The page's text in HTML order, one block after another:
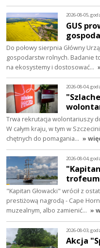
2026-08-05,
GUS
Do połowy sierpnia Główny
gospodarstw rolnych. Badanie
na ekosystemy i dostosować…
2026-08-04,
Trwa rekrutacja wolontariuszy
W całym kraju, w tym w
chętnych do pomagania… »
2026-08-04,
trofeum
"Kapitan Głowacki" wrócił z
prestiżową nagrodą - Cape
muzealnym, albo zamienić… »
2026-08-03,
Akcja